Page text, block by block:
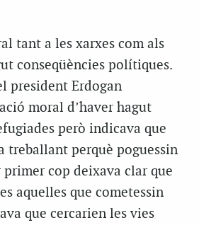
tant a les xarxes com als
conseqüències polítiques.
president Erdogan
moral d’haver hagut
però indicava que
treballant perquè poguessin
primer cop deixava clar que
aquelles que cometessin
que cercarien les vies